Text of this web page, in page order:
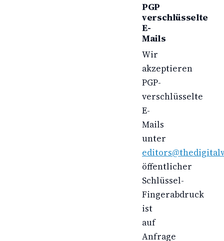
PGP
verschlüsselte
E-
Mails
Wir
akzeptieren
PGP-
verschlüsselte
E-
Mails
unter
öffentlicher
Schlüssel-
Fingerabdruck
ist
auf
Anfrage